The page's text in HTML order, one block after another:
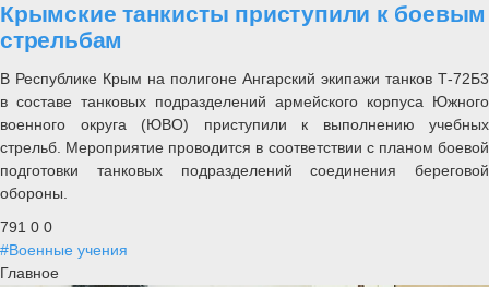
Крымские танкисты приступили к боевым
стрельбам
В Республике Крым на полигоне Ангарский экипажи танков Т-72Б3
в составе танковых подразделений армейского корпуса Южного
военного округа (ЮВО) приступили к выполнению учебных
стрельб. Мероприятие проводится в соответствии с планом боевой
подготовки танковых подразделений соединения береговой
обороны.
791 0 0
#Военные учения
Главное